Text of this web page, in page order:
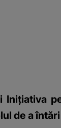
Iniţiativa
de a